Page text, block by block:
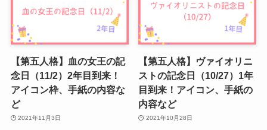
【第五人格】血の女王の記
念日（11/2）2年目到来！
アイコン枠、手紙の内容な
ど
2021年11月3日
【第五人格】ヴァイオリニ
ストの記念日（10/27）1年
目到来！アイコン、手紙の
内容など
2021年10月28日